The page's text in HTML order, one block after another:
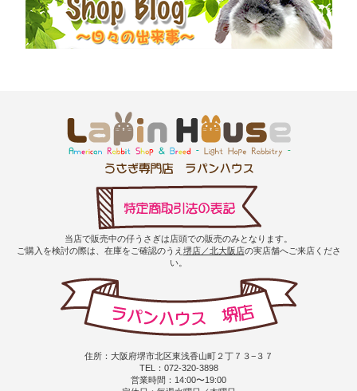
当店で販売中の仔うさぎは店頭での販売のみとなります。
ご購入を検討の際は、在庫をご確認のうえ 堺店／北大阪店の実店舗へご来店くださ
い。
住所：大阪府堺市北区東浅香山町２丁７３−３７
TEL：072-320-3898
営業時間：14:00〜19:00